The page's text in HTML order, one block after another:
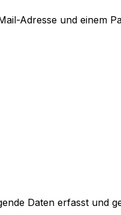
Adresse und einem
Daten erfasst und